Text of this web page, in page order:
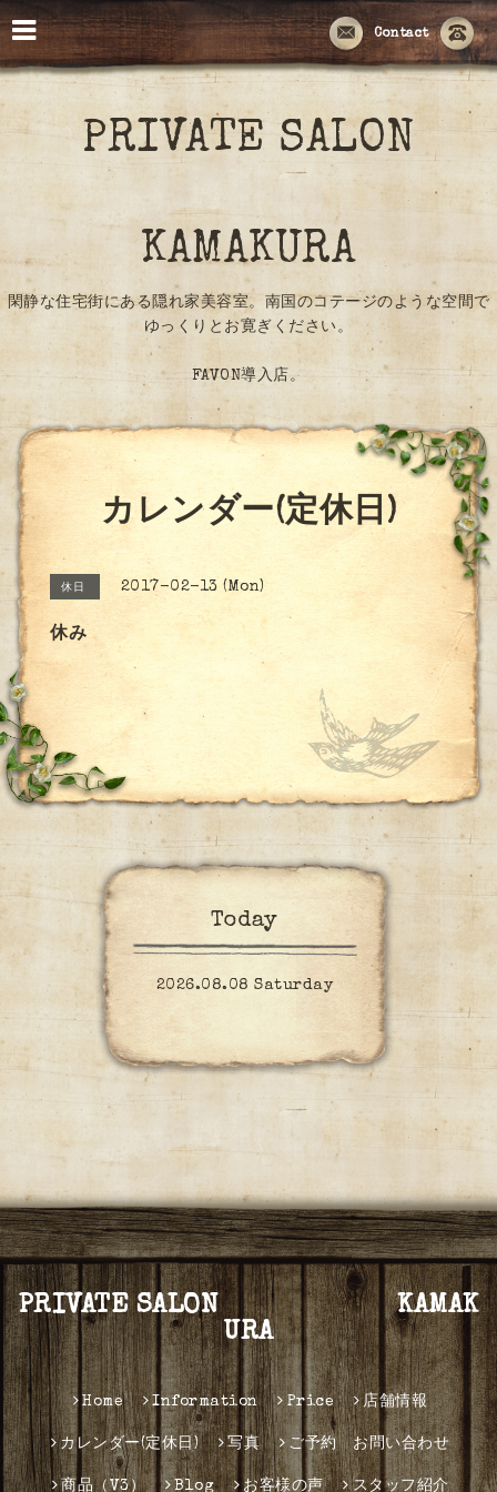
Contact
PRIVATE SALON
KAMAKURA
閑静な住宅街にある隠れ家美容室。南国のコテージのような空間で
ゆっくりとお寛ぎください。
FAVON導入店。
カレンダー(定休日)
休日 2017-02-13 (Mon)
休み
Today
2026.08.08 Saturday
PRIVATE SALON KAMAK
URA
Home Information Price 店舗情報
カレンダー(定休日) 写真 ご予約 お問い合わせ
商品（V3） Blog お客様の声 スタッフ紹介